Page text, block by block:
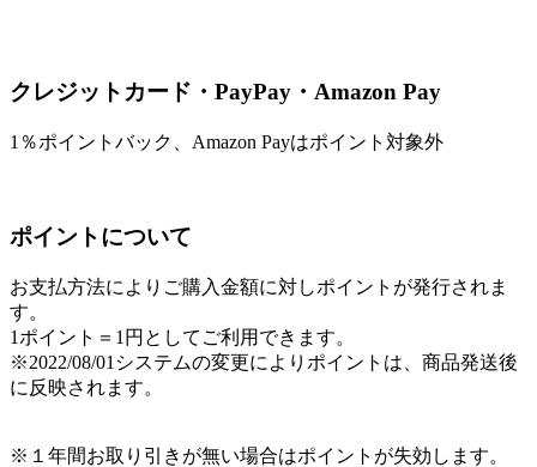
クレジットカード・PayPay・Amazon Pay
1％ポイントバック、Amazon Payはポイント対象外
ポイントについて
お支払方法によりご購入金額に対しポイントが発行されま
す。
1ポイント＝1円としてご利用できます。
※2022/08/01システムの変更によりポイントは、商品発送後
に反映されます。
※１年間お取り引きが無い場合はポイントが失効します。